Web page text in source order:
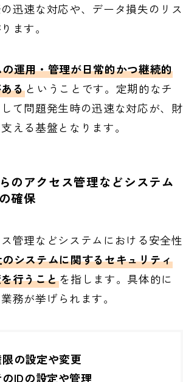
迅速な対応や、データ損失のリス
ます。
運用・管理が日常的かつ継続的
るということです。定期的なチ
て問題発生時の迅速な対応が、財
える基盤となります。
のアクセス管理などシステム
確保
管理などシステムにおける安全性
システムに関するセキュリティ
行うことを指します。具体的に
務が挙げられます。
の設定や変更
IDの設定や管理